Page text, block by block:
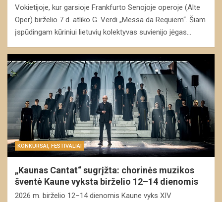
Vokietijoje, kur garsioje Frankfurto Senojoje operoje (Alte
Oper) birželio 7 d. atliko G. Verdi „Messa da Requiem“. Šiam
įspūdingam kūriniui lietuvių kolektyvas suvienijo jėgas…
KONKURSAI, FESTIVALIAI
„Kaunas Cantat“ sugrįžta: chorinės muzikos
šventė Kaune vyksta birželio 12–14 dienomis
2026 m. birželio 12–14 dienomis Kaune vyks XIV